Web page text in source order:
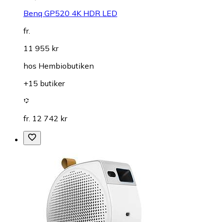
Benq GP520 4K HDR LED
fr.
11 955 kr
hos Hembiobutiken
+15 butiker
fr. 12 742 kr